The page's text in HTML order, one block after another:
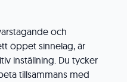
och
öppet sinnelag, är
inställning. Du tycker
tillsammans med